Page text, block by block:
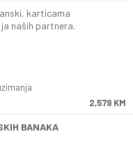
karticama
naših partnera.
2,579 KM
BANAKA